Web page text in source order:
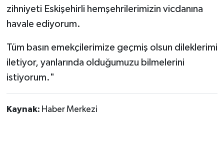
zihniyeti Eskişehirli hemşehrilerimizin vicdanına
havale ediyorum.
Tüm basın emekçilerimize geçmiş olsun dileklerimi
iletiyor, yanlarında olduğumuzu bilmelerini
istiyorum."
Kaynak: Haber Merkezi